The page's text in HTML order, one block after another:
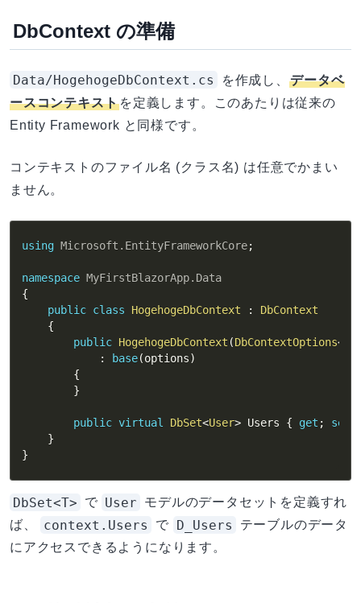
DbContext の準備
Data/HogehogeDbContext.cs を作成し、 データベ
ースコンテキスト を定義します。このあたりは従来の
Entity Framework と同様です。
コンテキストのファイル名 (クラス名) は任意でかまい
ません。
using Microsoft . EntityFrameworkCore;
namespace MyFirstBlazorApp. Data
{
public class HogehogeDbContext :
DbContext
{
public HogehogeDbContext (DbContextOptions<
:
base(options)
{
}
public virtual DbSet<User> Users { get ; set
}
}
DbSet<T> で User
モデルのデータセットを定義すれ
ば、
context.Users で D_Users
テーブルのデータ
にアクセスできるようになります。